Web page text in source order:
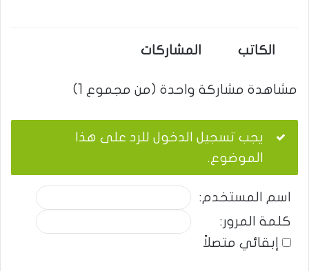
الكاتب المشاركات
مشاهدة مشاركة واحدة (من مجموع 1)
يجب تسجيل الدخول للرد على هذا
الموضوع.
اسم المستخدم:
كلمة المرور:
إبقائي متصلاً